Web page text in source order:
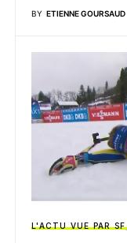
BY ETIENNE GOURSAUD
L'ACTU VUE PAR SF